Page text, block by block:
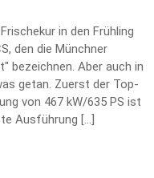
in den Frühling
den die Münchner
bezeichnen. Aber auch in
getan. Zuerst der Top-
von 467 kW/635 PS ist
Ausführung […]